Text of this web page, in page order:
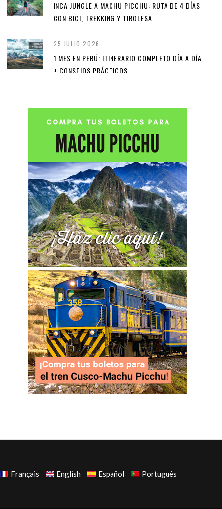
INCA JUNGLE A MACHU PICCHU: RUTA DE 4 DÍAS
CON BICI, TREKKING Y TIROLESA
25 JULIO 2026
1 MES EN PERÚ: ITINERARIO COMPLETO DÍA A DÍA
+ CONSEJOS PRÁCTICOS
Français English Español Português